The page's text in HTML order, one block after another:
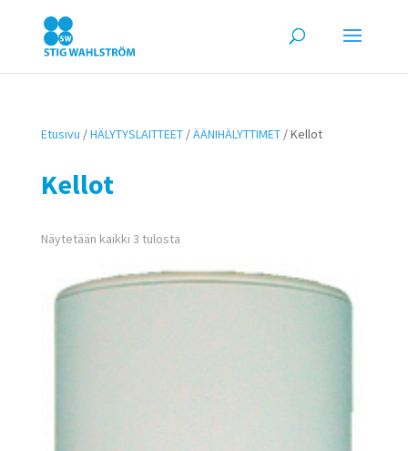
Etusivu /HÄLYTYSLAITTEET/ÄÄNIHÄLYTTIMET/ Kellot
Kellot
Näytetään kaikki 3 tulosta